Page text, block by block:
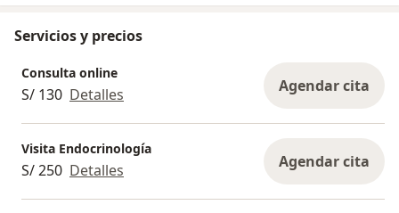
Servicios y precios
Consulta online
S/ 130 Detalles Agendar cita
Visita Endocrinología
S/ 250 Detalles Agendar cita